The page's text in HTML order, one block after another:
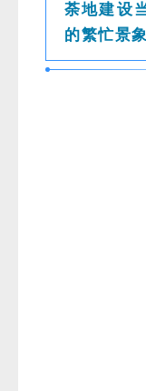
荼地建设
的繁忙景象